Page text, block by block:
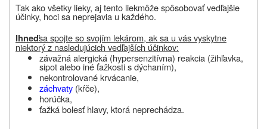
Tak ako všetky lieky, ajtento liekmôže spôsobovať vedľajšie
účinky, hoci sa neprejavia u každého.
Ihneďsa spojte so svojím lekárom, ak sa u vás vyskytne
niektorý z nasledujúcich vedľajších účinkov:
závažná alergická (hypersenzitívna) reakcia (žihľavka,
sipot alebo iné ťažkosti s dýchaním),
nekontrolované krvácanie,
záchvaty (kŕče),
horúčka,
ťažká bolesť hlavy, ktorá neprechádza.